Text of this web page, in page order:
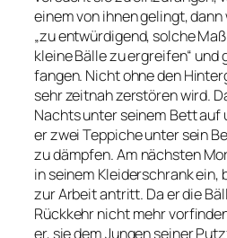
einem von ihnen gelingt,
„zu entwürdigend, solche
kleine Bälle zu ergreifen“ und
fangen. Nicht ohne den
sehr zeitnah zerstören wird.
Nachts unter seinem Bett auf
er zwei Teppiche unter sein
zu dämpfen. Am nächsten
in seinem Kleiderschrank ein,
zur Arbeit antritt. Da er die
Rückkehr nicht mehr
er, sie dem Jungen seiner